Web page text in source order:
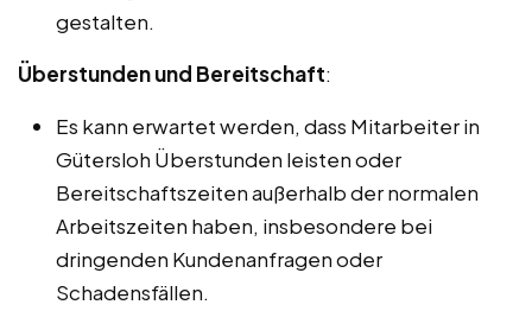
gestalten.
Überstunden und Bereitschaft:
Es kann erwartet werden, dass Mitarbeiter in
Gütersloh Überstunden leisten oder
Bereitschaftszeiten außerhalb der normalen
Arbeitszeiten haben, insbesondere bei
dringenden Kundenanfragen oder
Schadensfällen.